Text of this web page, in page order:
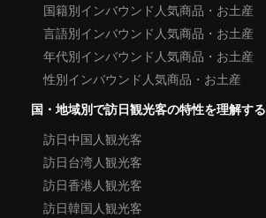
国籍別インバウンド人気商品・お土産
言語別インバウンド人気商品・お土産
年代別インバウンド人気商品・お土産
性別インバウンド人気商品・お土産
国・地域別で訪日観光客の特性を理解する
訪日中国人観光客
訪日台湾人観光客
訪日香港人観光客
訪日韓国人観光客